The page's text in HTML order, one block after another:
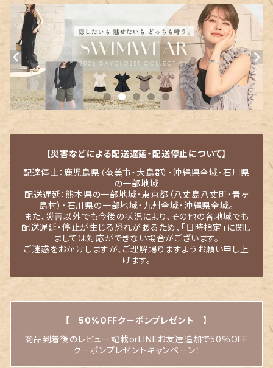
【災害などによる配送遅延・配送停止について】
配達停止：鹿児島県（奄美市・大島郡）・沖縄県全域・石川県
の一部地域
配送遅延：熊本県の一部地域・東京都（八丈島八丈町・青ヶ
島村）・石川県の一部地域・九州全域・沖縄県全域。
また、災害以外でも今後の状況により、その他の各地域でも
配送遅延・停止が生じる恐れがあるため、「日時指定」に関し
ましては対応ができない場合がございます。
ご迷惑をおかけしますが、ご理解賜りますようお願い申し上
げます。
【 50%OFFクーポンプレゼント 】
商品到着後のレビュー記載orLINEお友達追加で50％OFF
クーポンプレゼントキャンペーン！